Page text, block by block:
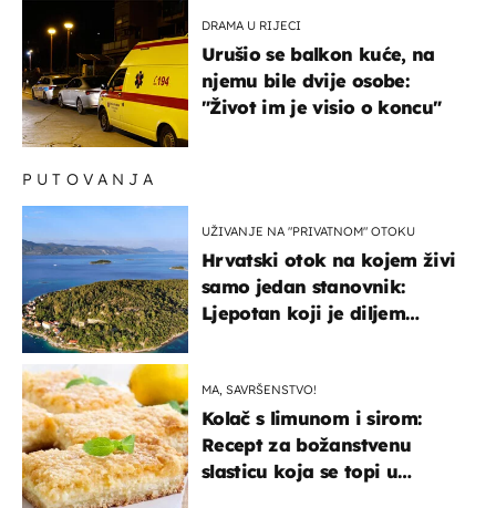
DRAMA U RIJECI
Urušio se balkon kuće, na
njemu bile dvije osobe:
"Život im je visio o koncu"
PUTOVANJA
UŽIVANJE NA "PRIVATNOM" OTOKU
Hrvatski otok na kojem živi
samo jedan stanovnik:
Ljepotan koji je diljem
MA, SAVRŠENSTVO!
Kolač s limunom i sirom:
Recept za božanstvenu
slasticu koja se topi u